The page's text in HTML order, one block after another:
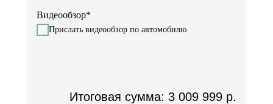
Итоговая сумма: 3 009 999 р.
Видеообзор*
Прислать видеообзор по автомобилю